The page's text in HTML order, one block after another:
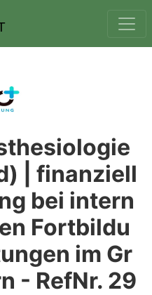
| finanziell
bei intern
Fortbildu
im Gr
- RefNr. 29